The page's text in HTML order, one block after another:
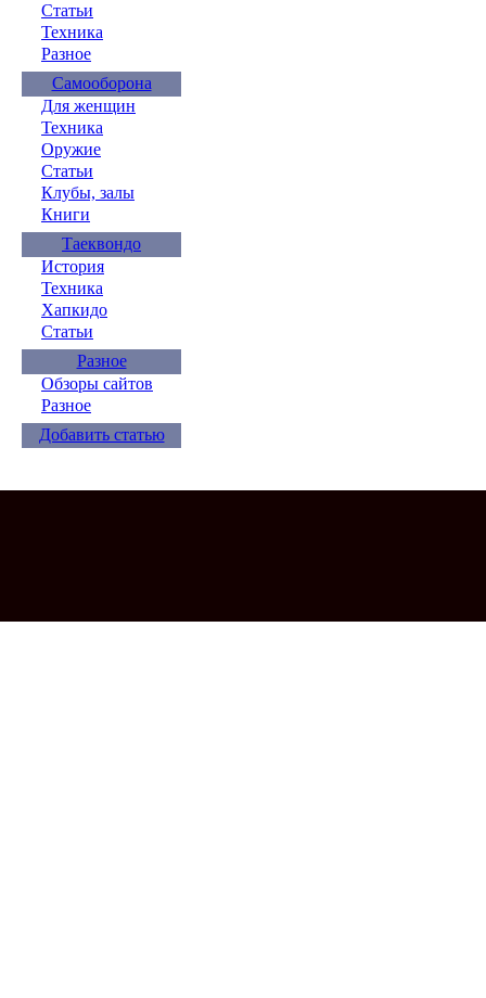
Статьи
Техника
Разное
Самооборона
Для женщин
Техника
Оружие
Статьи
Клубы, залы
Книги
Таеквондо
История
Техника
Хапкидо
Статьи
Разное
Обзоры сайтов
Разное
Добавить статью